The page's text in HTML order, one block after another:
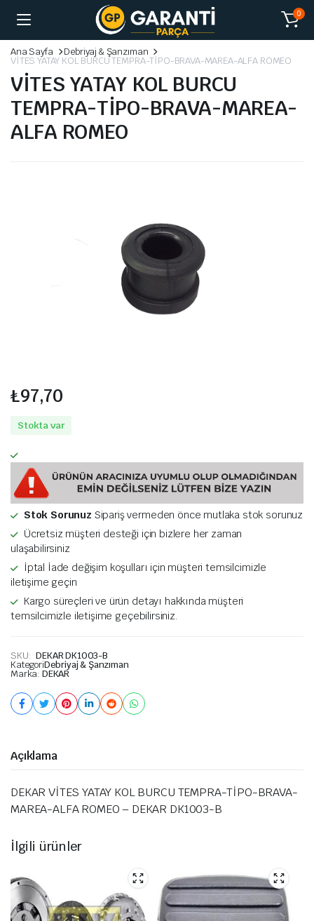
0
Ana Sayfa Debriyaj & Şanzıman
VİTES YATAY KOL BURCU TEMPRA-TİPO-BRAVA-MAREA-ALFA ROMEO
VİTES YATAY KOL BURCU
TEMPRA-TİPO-BRAVA-MAREA-
ALFA ROMEO
₺97,70
Stokta var
Stok Sorunuz Sipariş vermeden önce mutlaka stok sorunuz
Ücretsiz müşteri desteği için bizlere her zaman
ulaşabilirsiniz
İptal İade değişim koşulları için müşteri temsilcimizle
iletişime geçin
Kargo süreçleri ve ürün detayı hakkında müşteri
temsilcimizle iletişime geçebilirsiniz.
SKU: DEKAR DK1003-B
KategoriDebriyaj & Şanzıman
Marka: DEKAR
Açıklama
DEKAR VİTES YATAY KOL BURCU TEMPRA-TİPO-BRAVA-
MAREA-ALFA ROMEO – DEKAR DK1003-B
İlgili ürünler